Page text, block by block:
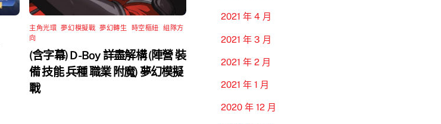
主角光環 ,夢幻模擬戰 ,夢幻轉生 時空樞紐 ,組隊方
向
(含字幕) D-Boy 詳盡解構 (陣營 裝
備 技能 兵種 職業 附魔) 夢幻模擬
戰
2021 年 4 月
2021 年 3 月
2021 年 2 月
2021 年 1 月
2020 年 12 月